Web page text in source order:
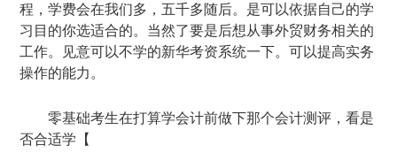
程，学费会在我们多，五千多随后。是可以依据自己的学
习目的你选适合的。当然了要是后想从事外贸财务相关的
工作。见意可以不学的新华考资系统一下。可以提高实务
操作的能力。
零基础考生在打算学会计前做下那个会计测评，看是
否合适学【